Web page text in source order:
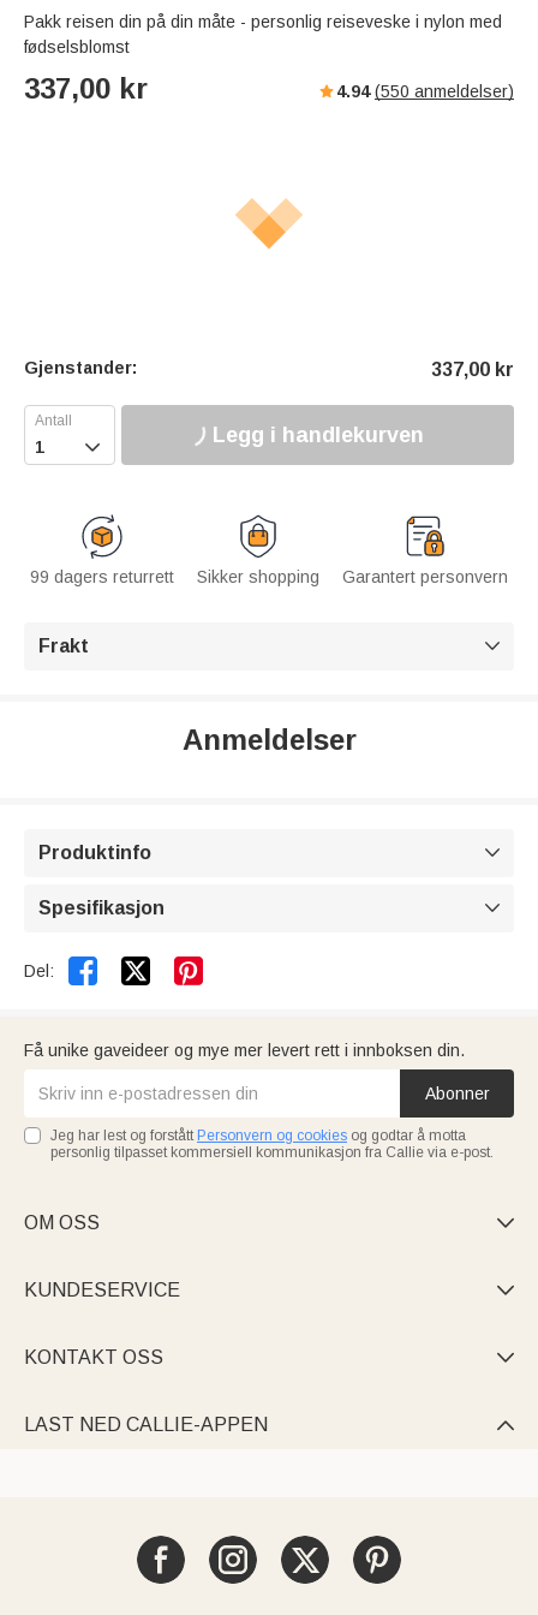
e
t
e
u
Pakk reisen din på din måte - personlig reiseveske i nylon med
fødselsblomst
337,00 kr 4.94 (550 anmeldelser)
Gjenstander: 337,00 kr
 Legg i handlekurven
99 dagers returrett Sikker shopping Garantert personvern
Frakt 
Anmeldelser
Produktinfo 
Spesifikasjon 
Del:  
Få unike gaveideer og mye mer levert rett i innboksen din.
Abonner
Jeg har lest og forstått Personvern og cookies og godtar å motta
personlig tilpasset kommersiell kommunikasjon fra Callie via e-post.
OM OSS 
KUNDESERVICE 
KONTAKT OSS 
LAST NED CALLIE-APPEN 